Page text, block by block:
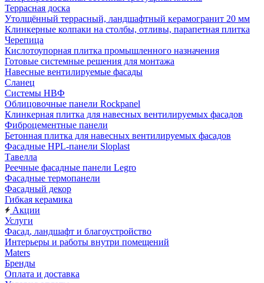
Террасная доска
Утолщённый террасный, ландшафтный керамогранит 20 мм
Клинкерные колпаки на столбы, отливы, парапетная плитка
Черепица
Кислотоупорная плитка промышленного назначения
Готовые системные решения для монтажа
Навесные вентилируемые фасады
Сланец
Системы НВФ
Облицовочные панели Rockpanel
Клинкерная плитка для навесных вентилируемых фасадов
Фиброцементные панели
Бетонная плитка для навесных вентилируемых фасадов
Фасадные HPL-панели Sloplast
Тавелла
Реечные фасадные панели Legro
Фасадные термопанели
Фасадный декор
Гибкая керамика
Акции
Услуги
Фасад, ландшафт и благоустройство
Интерьеры и работы внутри помещений
Maters
Бренды
Оплата и доставка